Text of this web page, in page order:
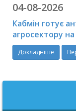
04-08-2026
Кабмін готує
агросектору
Докладніше